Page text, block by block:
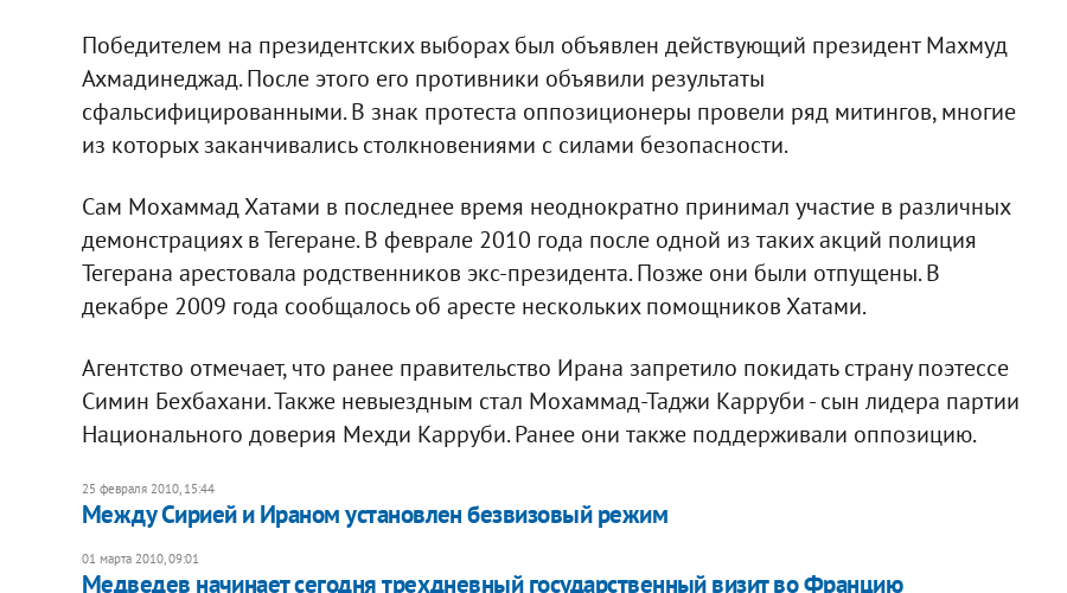
Победителем на президентских выборах был объявлен действующий президент Махмуд
Ахмадинеджад. После этого его противники объявили результаты
сфальсифицированными. В знак протеста оппозиционеры провели ряд митингов, многие
из которых заканчивались столкновениями с силами безопасности.
Сам Мохаммад Хатами в последнее время неоднократно принимал участие в различных
демонстрациях в Тегеране. В феврале 2010 года после одной из таких акций полиция
Тегерана арестовала родственников экс-президента. Позже они были отпущены. В
декабре 2009 года сообщалось об аресте нескольких помощников Хатами.
Агентство отмечает, что ранее правительство Ирана запретило покидать страну поэтессе
Симин Бехбахани. Также невыездным стал Мохаммад-Таджи Карруби - сын лидера партии
Национального доверия Мехди Карруби. Ранее они также поддерживали оппозицию.
25 февраля 2010, 15:44
Между Сирией и Ираном установлен безвизовый режим
01 марта 2010, 09:01
Медведев начинает сегодня трехдневный государственный визит во Францию